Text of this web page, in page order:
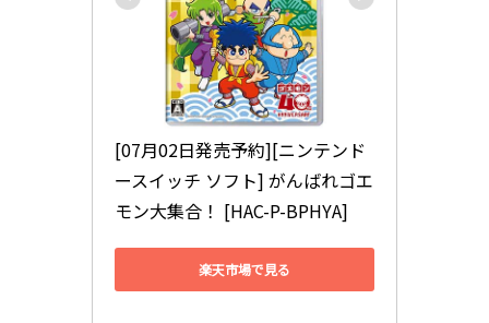
[07月02日発売予約][ニンテンド
ースイッチ ソフト] がんばれゴエ
モン大集合！ [HAC-P-BPHYA]
楽天市場で見る